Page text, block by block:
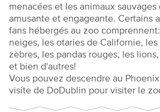
menacées et les animaux
amusante et engageante. Certains
fans hébergés au zoo
neiges, les otaries de Californie,
zèbres, les pandas rouges, les
et bien d'autres!
Vous pouvez descendre au
visite de DoDublin pour visiter le